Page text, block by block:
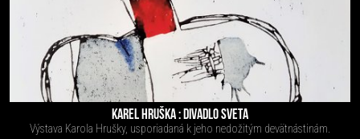
KAREL HRUŠKA : DIVADLO SVETA
Výstava Karola Hrušky, usporiadaná k jeho nedožitým devätnástinám.